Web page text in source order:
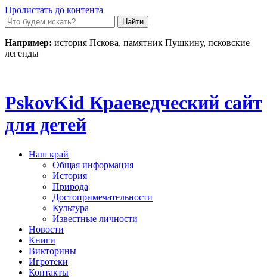
Пролистать до контента
Например: история Пскова, памятник Пушкину, псковские
легенды
PskovKid Краеведческий сайт
для детей
Наш край
Общая информация
История
Природа
Достопримечательности
Культура
Известные личности
Новости
Книги
Викторины
Игротеки
Контакты